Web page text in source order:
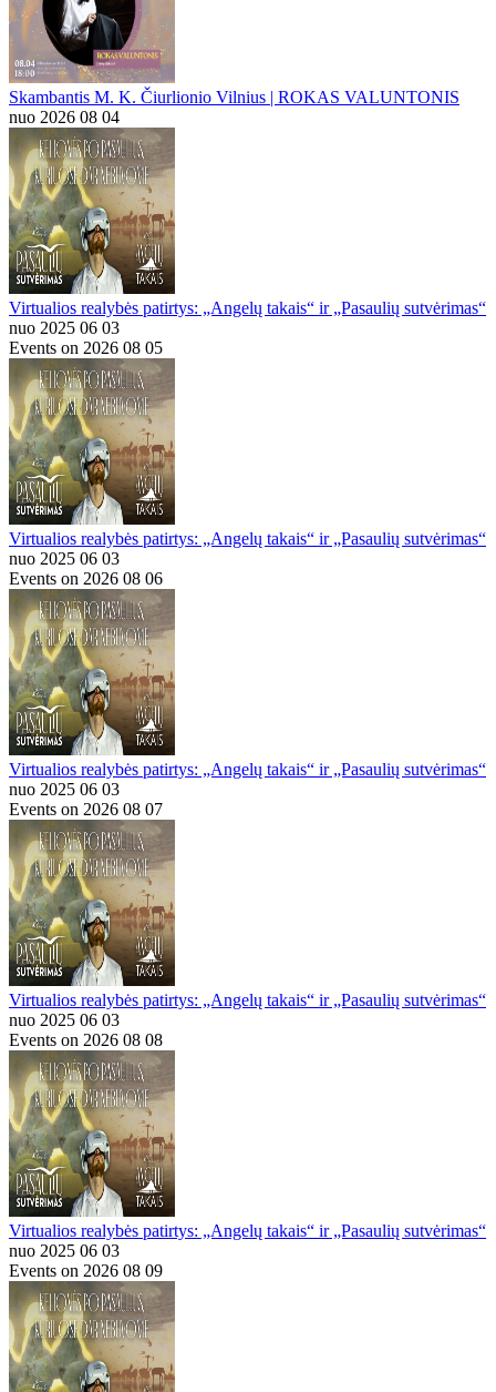
Skambantis M. K. Čiurlionio Vilnius | ROKAS VALUNTONIS
nuo 2026 08 04
Virtualios realybės patirtys: „Angelų takais“ ir „Pasaulių sutvėrimas“
nuo 2025 06 03
Events on 2026 08 05
Virtualios realybės patirtys: „Angelų takais“ ir „Pasaulių sutvėrimas“
nuo 2025 06 03
Events on 2026 08 06
Virtualios realybės patirtys: „Angelų takais“ ir „Pasaulių sutvėrimas“
nuo 2025 06 03
Events on 2026 08 07
Virtualios realybės patirtys: „Angelų takais“ ir „Pasaulių sutvėrimas“
nuo 2025 06 03
Events on 2026 08 08
Virtualios realybės patirtys: „Angelų takais“ ir „Pasaulių sutvėrimas“
nuo 2025 06 03
Events on 2026 08 09